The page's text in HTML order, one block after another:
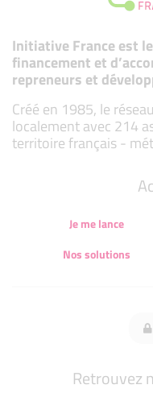
Initiative France est
financement et
repreneurs et
Créé en 1985, le
localement avec 214
territoire français -
Je me lance
Nos solutions
Retrouvez